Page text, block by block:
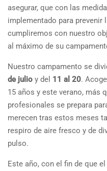
asegurar, que con las
implementado para prevenir
cumpliremos con nuestro
al máximo de su
Nuestro campamento se
de julio y del 11 al 20.
15 años y este verano, más
profesionales se prepara
merecen tras estos meses
respiro de aire fresco y de
pulso.
Este año, con el fin de que